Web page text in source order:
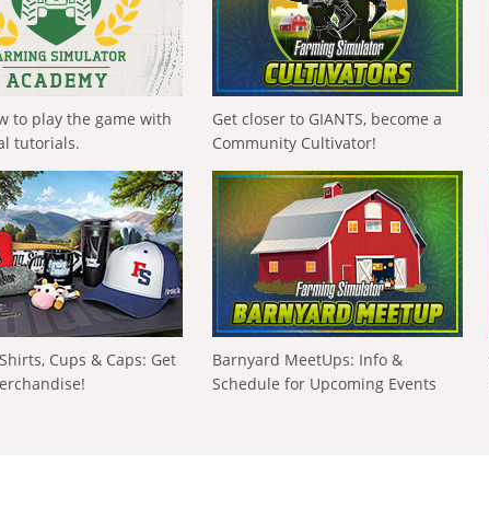
to play the game with
tutorials.
Get closer to GIANTS, become a
Community Cultivator!
Cups & Caps: Get
Barnyard MeetUps: Info &
Schedule for Upcoming Events